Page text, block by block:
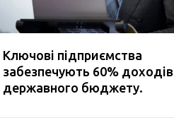
Ключові підприємства
забезпечують 60% доходів
державного бюджету.